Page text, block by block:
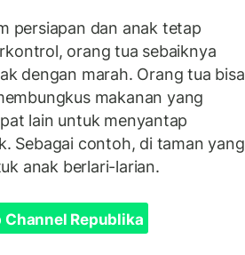
persiapan dan anak tetap
orang tua sebaiknya
dengan marah. Orang tua bisa
makanan yang
lain untuk menyantap
Sebagai contoh, di taman yang
anak berlari-larian.
Republika